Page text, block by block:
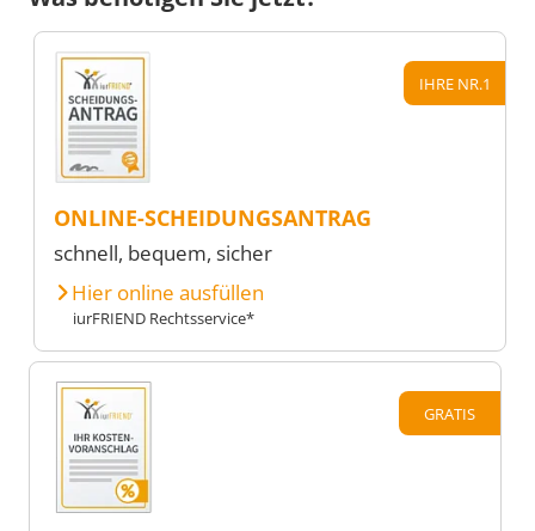
IHRE NR.1
ONLINE-SCHEIDUNGSANTRAG
schnell, bequem, sicher
Hier online ausfüllen
iurFRIEND Rechtsservice*
GRATIS